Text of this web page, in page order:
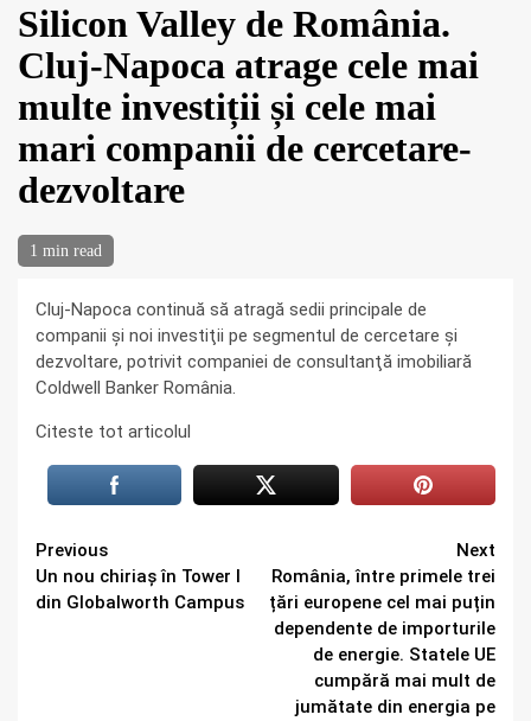
Silicon Valley de România.
Cluj-Napoca atrage cele mai
multe investiții și cele mai
mari companii de cercetare-
dezvoltare
1 min read
Cluj-Napoca continuă să atragă sedii principale de
companii şi noi investiţii pe segmentul de cercetare şi
dezvoltare, potrivit companiei de consultanţă imobiliară
Coldwell Banker România.
Citeste tot articolul
Continue
Reading
Previous
Un nou chiriaș în Tower I
din Globalworth Campus
Next
România, între primele trei
țări europene cel mai puțin
dependente de importurile
de energie. Statele UE
cumpără mai mult de
jumătate din energia pe